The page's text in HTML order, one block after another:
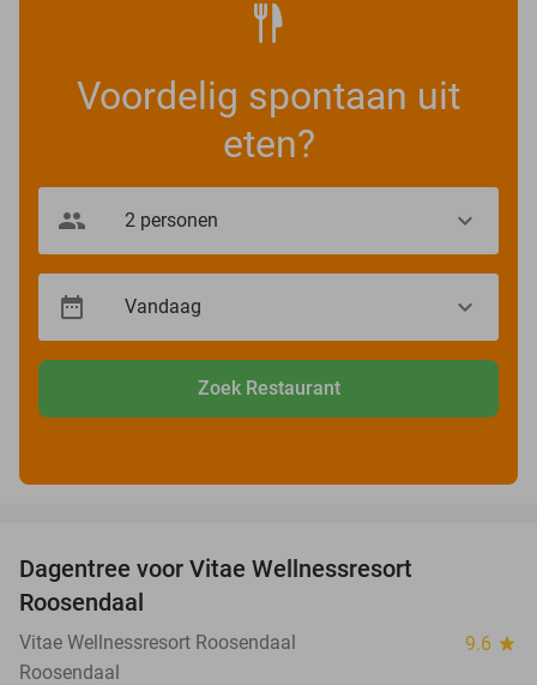
Voordelig spontaan uit
eten?
Zoek Restaurant
Dagentree voor Vitae Wellnessresort
Roosendaal
Vitae Wellnessresort Roosendaal 9.6 star
Roosendaal